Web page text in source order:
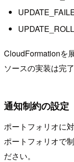
CloudFormationを
ソースの実装は完了
通知制約の設定
ポートフォリオに
ポートフォリオで
ださい。